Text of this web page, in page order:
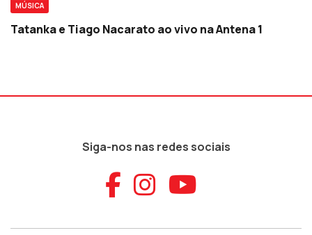
MÚSICA
Tatanka e Tiago Nacarato ao vivo na Antena 1
Siga-nos nas redes sociais
Aceder ao
Aceder ao
Aceder